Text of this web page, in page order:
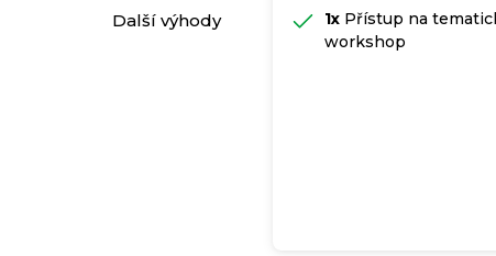
Další výhody 1xPřístup na
workshop